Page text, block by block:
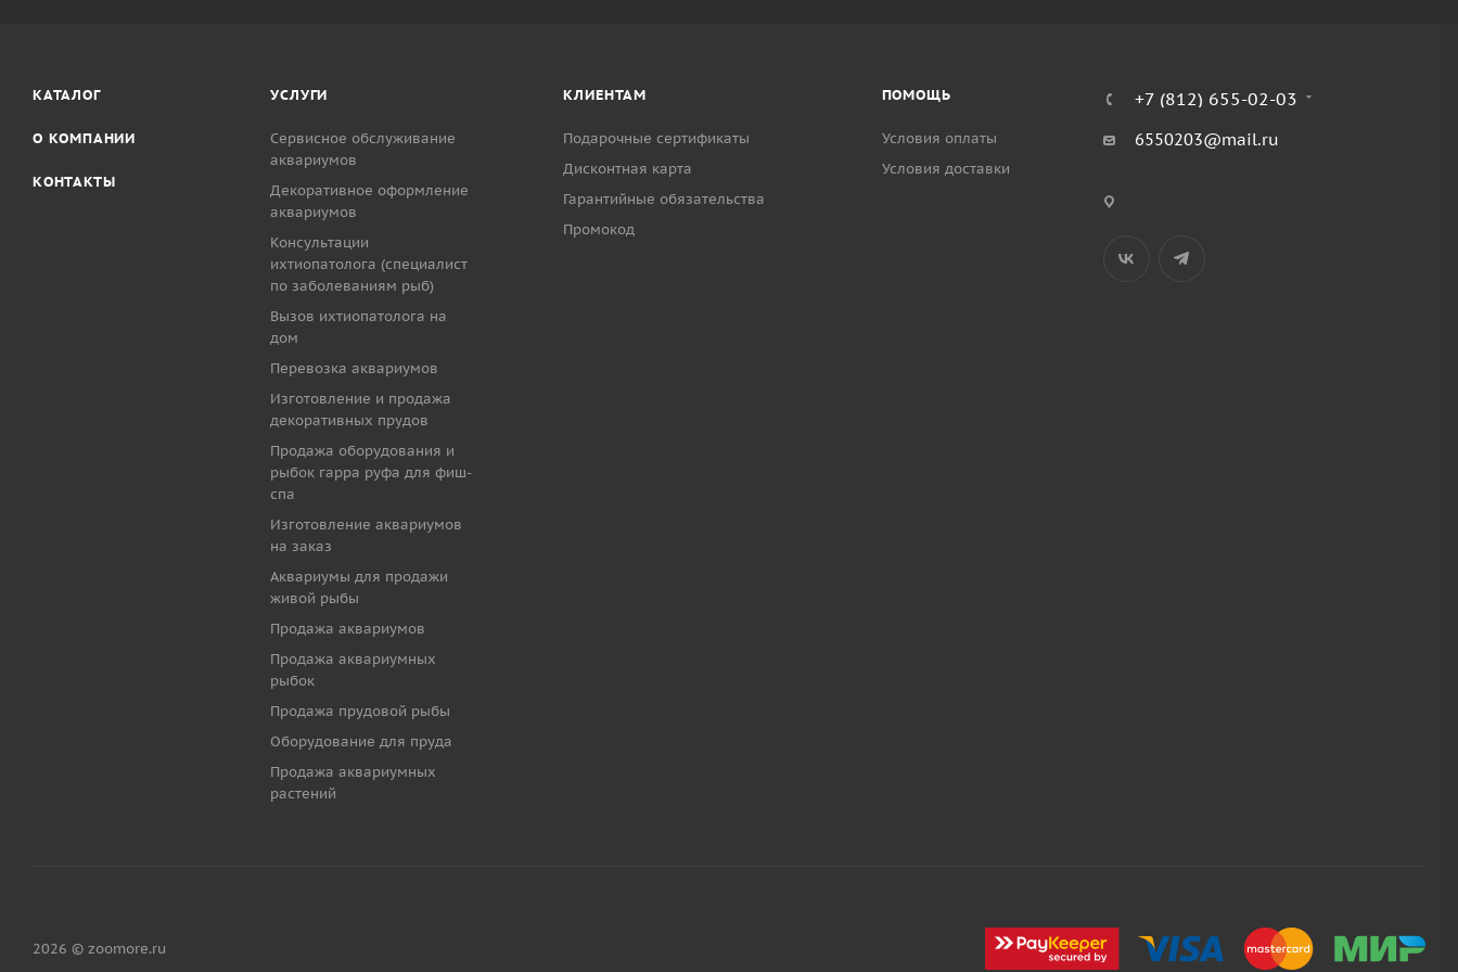
КАТАЛОГ
О КОМПАНИИ
КОНТАКТЫ
УСЛУГИ
Сервисное обслуживание
аквариумов
Декоративное оформление
аквариумов
Консультации
ихтиопатолога (специалист
по заболеваниям рыб)
Вызов ихтиопатолога на
дом
Перевозка аквариумов
Изготовление и продажа
декоративных прудов
Продажа оборудования и
рыбок гарра руфа для фиш-
спа
Изготовление аквариумов
на заказ
Аквариумы для продажи
живой рыбы
Продажа аквариумов
Продажа аквариумных
рыбок
Продажа прудовой рыбы
Оборудование для пруда
Продажа аквариумных
растений
КЛИЕНТАМ
Подарочные сертификаты
Дисконтная карта
Гарантийные обязательства
Промокод
ПОМОЩЬ
Условия оплаты
Условия доставки
+7 (812) 655-02-03
6550203@mail.ru
2026 © zoomore.ru